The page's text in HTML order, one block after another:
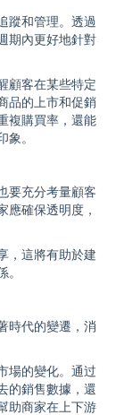
蹤和管理。透過
期內更好地針對
顧客在某些特定
品的上市和促銷
複購買率，還能
。
要充分考量顧客
應確保透明度，
，這將有助於建
時代的變遷，消
場的變化。通过
的銷售數據，還
助商家在上下游